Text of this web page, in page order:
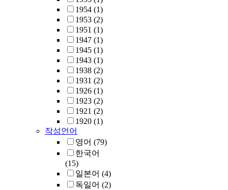
1954 (1)
1953 (2)
1951 (1)
1947 (1)
1945 (1)
1943 (1)
1938 (2)
1931 (2)
1926 (1)
1923 (2)
1921 (2)
1920 (1)
작성언어
영어 (79)
한국어
(15)
일본어 (4)
독일어 (2)